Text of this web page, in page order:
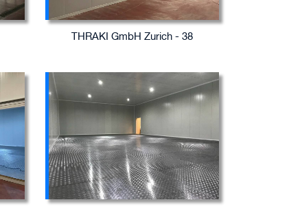
THRAKI GmbH Zurich - 38